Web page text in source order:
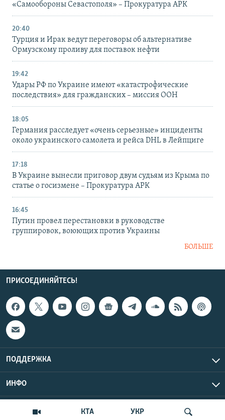
КТА УКР
«Самообороны Севастополя» – Прокуратура АРК
20:40
Турция и Ирак ведут переговоры об альтернативе
Ормузскому проливу для поставок нефти
19:42
Удары РФ по Украине имеют «катастрофические
последствия» для гражданских – миссия ООН
18:05
Германия расследует «очень серьезные» инциденты
около украинского самолета и рейса DHL в Лейпциге
17:18
В Украине вынесли приговор двум судьям из Крыма по
статье о госизмене – Прокуратура АРК
16:45
Путин провел перестановки в руководстве
группировок, воюющих против Украины
БОЛЬШЕ
ПРИСОЕДИНЯЙТЕСЬ!
ПОДДЕРЖКА
ИНФО
Copyright Крым.Реалии, 2026 | Все права защищены.
UTC+3